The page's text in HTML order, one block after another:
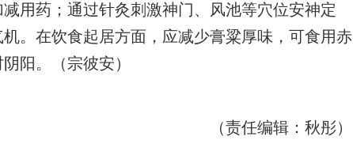
用药；通过针灸刺激神门、风池等穴位安神定
。在饮食起居方面，应减少膏粱厚味，可食用赤
阳。（宗彼安）
（责任编辑：秋彤）